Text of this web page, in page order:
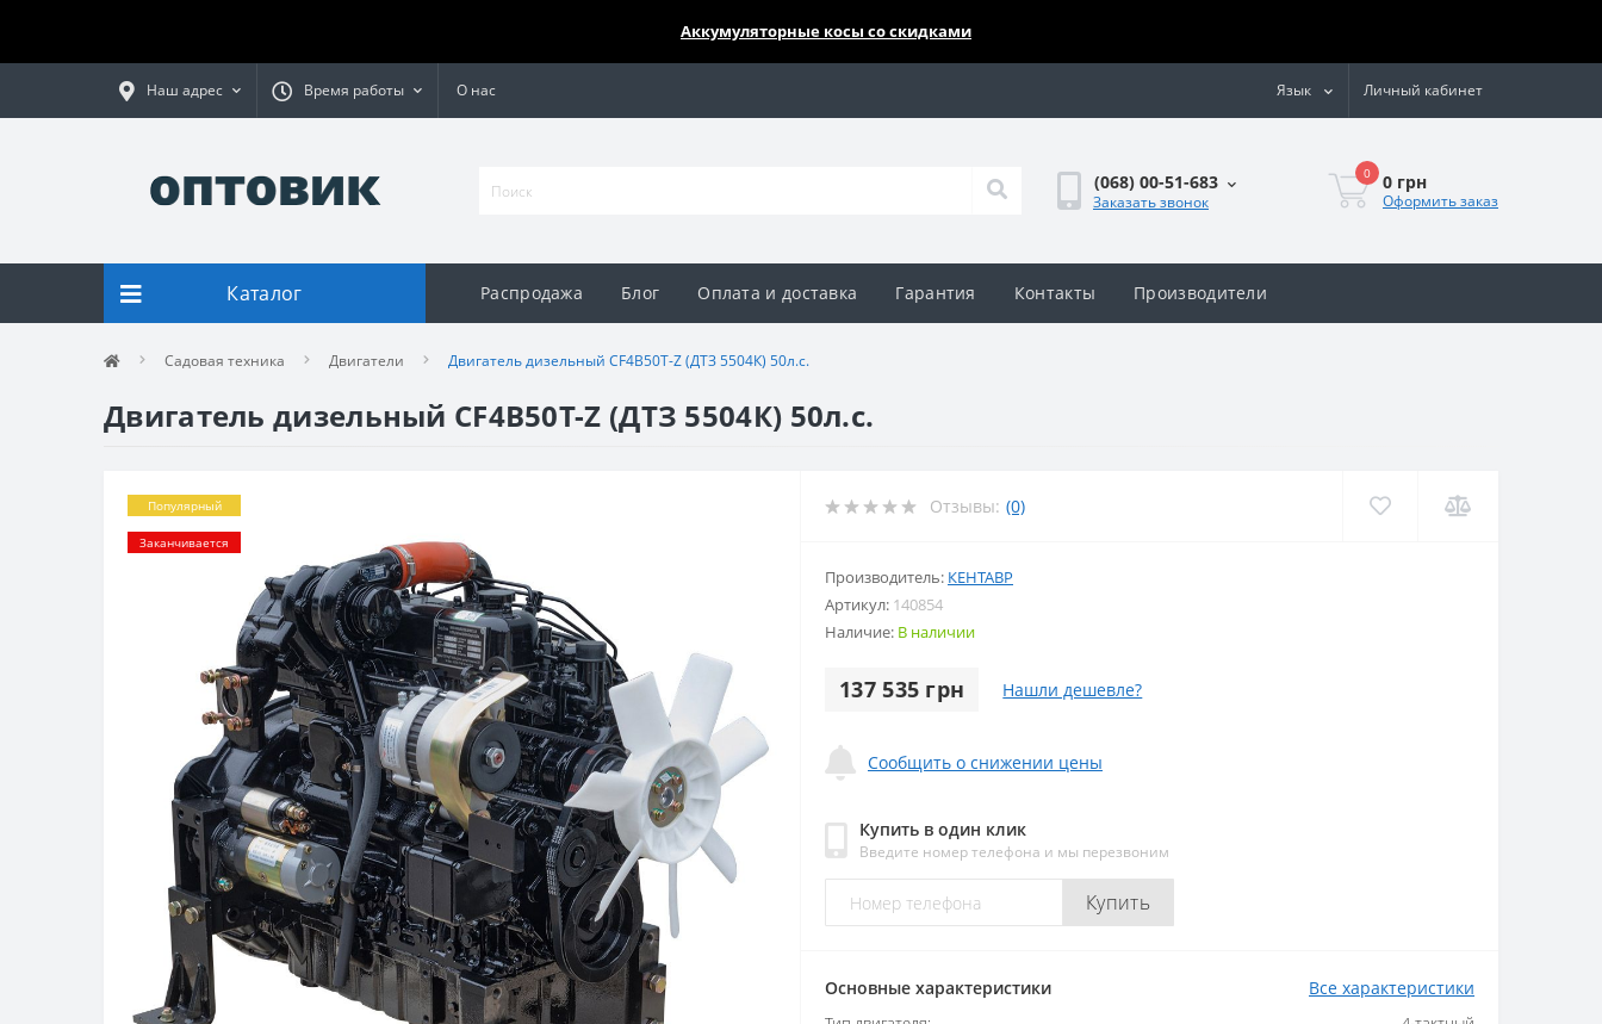
Аккумуляторные косы со скидками
Наш адрес Время работы О нас Язык Личный кабинет
(068) 00-51-683
Заказать звонок
0 0 грн
Оформить заказ
Каталог Распродажа Блог Оплата и доставка Гарантия Контакты Производители
Садовая техника Двигатели Двигатель дизельный CF4B50T-Z (ДТЗ 5504К) 50л.с.
Двигатель дизельный CF4B50T-Z (ДТЗ 5504К) 50л.с.
Популярный
Заканчивается
Отзывы: (0)
Производитель: КЕНТАВР
Артикул: 140854
Наличие: В наличии
137 535 грн Нашли дешевле?
Сообщить о снижении цены
Купить в один клик
Введите номер телефона и мы перезвоним
Купить
Основные характеристики Все характеристики